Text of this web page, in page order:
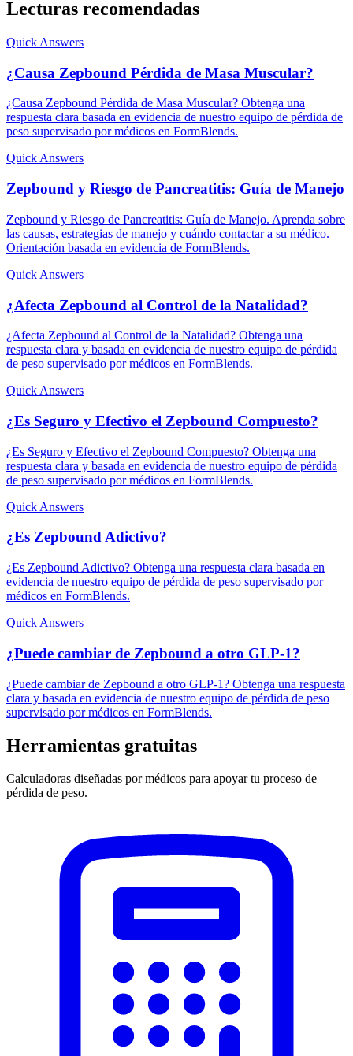
Lecturas recomendadas
Quick Answers
¿Causa Zepbound Pérdida de Masa Muscular?
¿Causa Zepbound Pérdida de Masa Muscular? Obtenga una
respuesta clara basada en evidencia de nuestro equipo de pérdida de
peso supervisado por médicos en FormBlends.
Quick Answers
Zepbound y Riesgo de Pancreatitis: Guía de Manejo
Zepbound y Riesgo de Pancreatitis: Guía de Manejo. Aprenda sobre
las causas, estrategias de manejo y cuándo contactar a su médico.
Orientación basada en evidencia de FormBlends.
Quick Answers
¿Afecta Zepbound al Control de la Natalidad?
¿Afecta Zepbound al Control de la Natalidad? Obtenga una
respuesta clara y basada en evidencia de nuestro equipo de pérdida
de peso supervisado por médicos en FormBlends.
Quick Answers
¿Es Seguro y Efectivo el Zepbound Compuesto?
¿Es Seguro y Efectivo el Zepbound Compuesto? Obtenga una
respuesta clara y basada en evidencia de nuestro equipo de pérdida
de peso supervisado por médicos en FormBlends.
Quick Answers
¿Es Zepbound Adictivo?
¿Es Zepbound Adictivo? Obtenga una respuesta clara basada en
evidencia de nuestro equipo de pérdida de peso supervisado por
médicos en FormBlends.
Quick Answers
¿Puede cambiar de Zepbound a otro GLP-1?
¿Puede cambiar de Zepbound a otro GLP-1? Obtenga una respuesta
clara y basada en evidencia de nuestro equipo de pérdida de peso
supervisado por médicos en FormBlends.
Herramientas gratuitas
Calculadoras diseñadas por médicos para apoyar tu proceso de
pérdida de peso.